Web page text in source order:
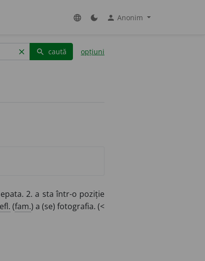
language dark_mode person Anonim
clear search caută opțiuni
2. a sta într-o poziție
(fam.) a (se) fotografia. (<